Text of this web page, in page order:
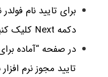
برای تایید نام فولدر
دکمه Next کلیک کنید.
در صفحه “آماده
تایید مجوز نرم